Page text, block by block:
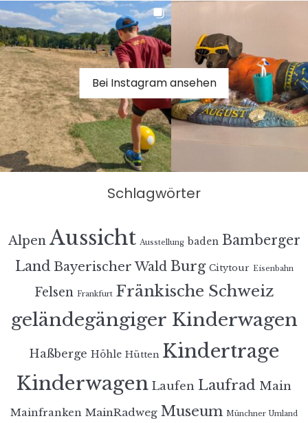
Bei Instagram ansehen
Schlagwörter
Alpen Aussicht Ausstellung baden Bamberger
Land Bayerischer Wald Burg Citytour Eisenbahn
Felsen Frankfurt Fränkische Schweiz
geländegängiger Kinderwagen
Haßberge Höhle Hütten Kindertrage
Kinderwagen Laufen Laufrad Main
Mainfranken MainRadweg Museum Münchner Umland